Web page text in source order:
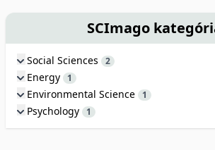
SCImago
Social Sciences 2
Energy 1
Environmental Science 1
Psychology 1